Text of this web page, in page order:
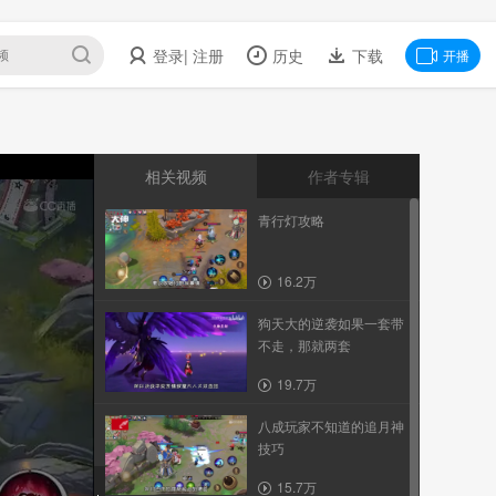
登录| 注册 历史 下载 开播
相关视频 作者专辑
青行灯攻略
16.2万
狗天大的逆袭如果一套带
不走，那就两套
19.7万
八成玩家不知道的追月神
技巧
15.7万